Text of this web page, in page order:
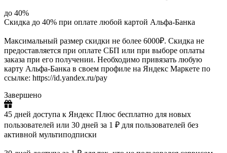
до 40%
Скидка до 40% при оплате любой картой Альфа-Банка
Максимальный размер скидки не более 6000₽. Скидка не
предоставляется при оплате СБП или при выборе оплаты
заказа при его получении. Необходимо привязать любую
карту Альфа-Банка в своем профиле на Яндекс Маркете по
ссылке: https://id.yandex.ru/pay
Завершено
45 дней доступа к Яндекс Плюс бесплатно для новых
пользователей или 30 дней за 1 ₽ для пользователей без
активной мультиподписки